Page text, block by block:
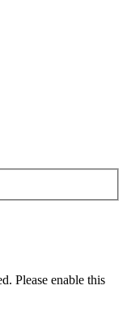
Please enable this